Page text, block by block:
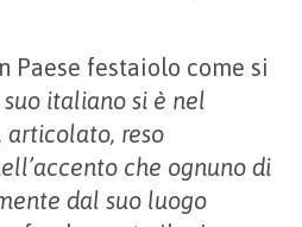
Paese festaiolo come si
italiano si è nel
reso
che ognuno di
dal suo luogo